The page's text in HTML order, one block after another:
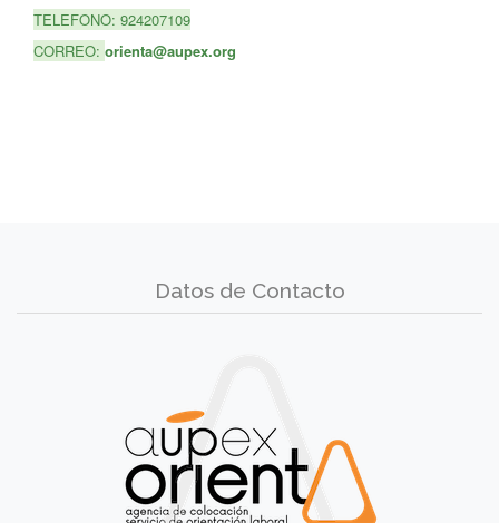
TELEFONO: 924207109
CORREO: orienta@aupex.org
Datos de Contacto